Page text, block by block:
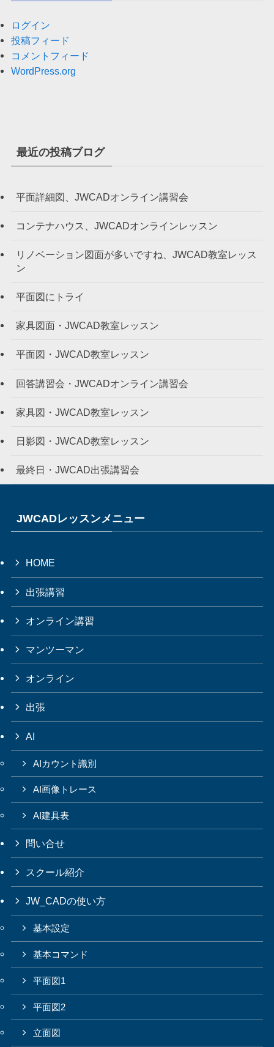
ログイン
投稿フィード
コメントフィード
WordPress.org
最近の投稿ブログ
平面詳細図、JWCADオンライン講習会
コンテナハウス、JWCADオンラインレッスン
リノベーション図面が多いですね、JWCAD教室レッス
ン
平面図にトライ
家具図面・JWCAD教室レッスン
平面図・JWCAD教室レッスン
回答講習会・JWCADオンライン講習会
家具図・JWCAD教室レッスン
日影図・JWCAD教室レッスン
最終日・JWCAD出張講習会
JWCADレッスンメニュー
HOME
出張講習
オンライン講習
マンツーマン
オンライン
出張
AI
AIカウント識別
AI画像トレース
AI建具表
問い合せ
スクール紹介
JW_CADの使い方
基本設定
基本コマンド
平面図1
平面図2
立面図